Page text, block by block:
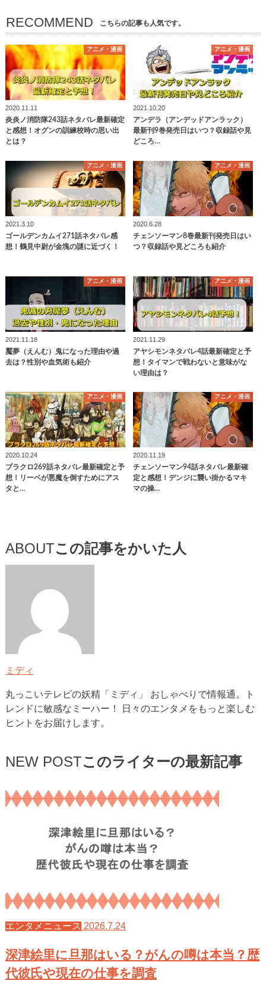
RECOMMEND こちらの記事も人気です。
アニメ・漫画
2020.11.11
炎炎ノ消防隊243話ネタバレ最新確定
と感想！オグンの訓練校時の思い出
とは？
アニメ・漫画
2021.10.20
アンデラ（アンデッドアンラック）
最新刊9巻発売日はいつ？収録話や見
どころ…
アニメ・漫画
2021.3.10
ゴールデンカムイ271話ネタバレ感
想！鶴見中尉が金塊の謎に近づく！
アニメ・漫画
2020.6.28
チェンソーマン8巻最新刊発売日はい
つ？収録話や見どころも紹介
アニメ・漫画
2021.11.18
魘夢（えんむ）鬼になった理由や過
去は？性別や血気術も紹介
アニメ・漫画
2021.11.29
アヤシモンネタバレ4話最新確定と予
想！タイマンで戦わないと意味がな
い理由は？
アニメ・漫画
2020.10.24
ブラクロ269話ネタバレ最新確定と予
想！リーベが悪魔を倒すためにアス
タと…
アニメ・漫画
2020.11.19
チェンソーマン94話ネタバレ最新確
定と感想！デンジに襲い掛かるマキ
マの操…
ABOUTこの記事をかいた人
ミディ
丸っこいテレビの妖精「ミディ」 おしゃべりで情報通。ト
レンドに敏感なミーハー！ 日々のエンタメをもっと楽しむ
ヒントをお届けします。
NEW POSTこのライターの最新記事
エンタメニュース 2026.7.24
深津絵里に旦那はいる？がんの噂は本当？歴
代彼氏や現在の仕事を調査